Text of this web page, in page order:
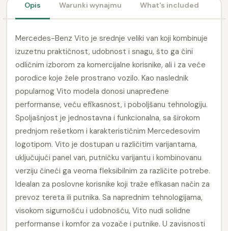
Opis Warunki wynajmu What's included
Mercedes-Benz Vito je srednje veliki van koji kombinuje
izuzetnu praktičnost, udobnost i snagu, što ga čini
odličnim izborom za komercijalne korisnike, ali i za veće
porodice koje žele prostrano vozilo. Kao naslednik
popularnog Vito modela donosi unapređene
performanse, veću efikasnost, i poboljšanu tehnologiju.
Spoljašnjost je jednostavna i funkcionalna, sa širokom
prednjom rešetkom i karakterističnim Mercedesovim
logotipom. Vito je dostupan u različitim varijantama,
uključujući panel van, putničku varijantu i kombinovanu
verziju čineći ga veoma fleksibilnim za različite potrebe.
Idealan za poslovne korisnike koji traže efikasan način za
prevoz tereta ili putnika. Sa naprednim tehnologijama,
visokom sigurnošću i udobnošću, Vito nudi solidne
performanse i komfor za vozače i putnike. U zavisnosti